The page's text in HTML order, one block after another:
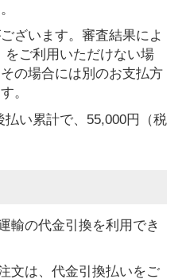
ざいます。審査結果によ
をご利用いただけない場
の場合には別のお支払方
。
払い累計で、55,000円（税
輸の代金引換を利用でき
文は、代金引換払いをご